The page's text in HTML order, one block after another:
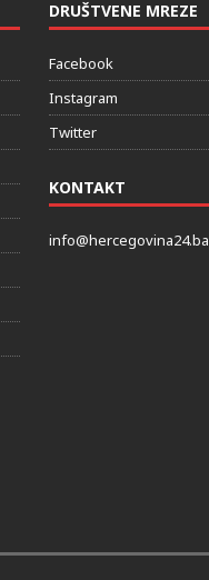
DRUŠTVENE MREZE
Facebook
Instagram
Twitter
KONTAKT
info@hercegovina24.ba